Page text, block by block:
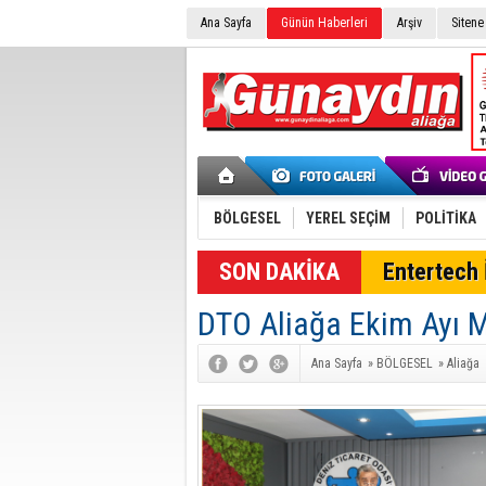
Ana Sayfa Günün Haberleri Arşiv
BÖLGESEL YEREL SEÇİM POLİTİKA
SON DAKİKA Entertech
DTO Aliağa Ekim Ayı
Ana Sayfa » BÖLGESEL » Aliağa